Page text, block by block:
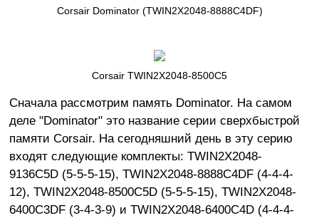
Corsair Dominator (TWIN2X2048-8888C4DF)
Corsair TWIN2X2048-8500C5
Сначала рассмотрим память Dominator. На самом
деле "Dominator" это название серии сверхбыстрой
памяти Corsair. На сегодняшний день в эту серию
входят следующие комплекты: TWIN2X2048-
9136C5D (5-5-5-15), TWIN2X2048-8888C4DF (4-4-4-
12), TWIN2X2048-8500C5D (5-5-5-15), TWIN2X2048-
6400C3DF (3-4-3-9) и TWIN2X2048-6400C4D (4-4-4-